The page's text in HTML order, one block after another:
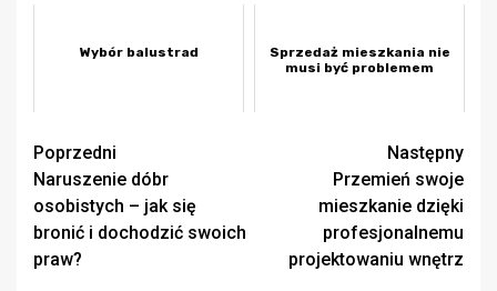
Wybór balustrad
Sprzedaż mieszkania nie
musi być problemem
Zobacz
wpisy
Poprzedni
Naruszenie dóbr
osobistych – jak się
bronić i dochodzić swoich
praw?
Następny
Przemień swoje
mieszkanie dzięki
profesjonalnemu
projektowaniu wnętrz